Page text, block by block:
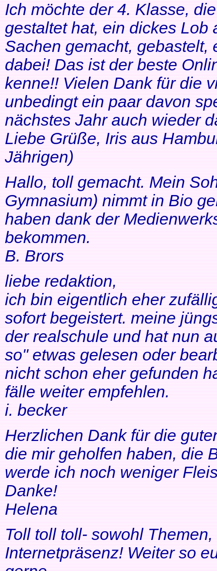
Ich möchte der 4. Klasse,
gestaltet hat, ein dickes Lob
Sachen gemacht, gebastelt,
dabei! Das ist der beste
kenne!! Vielen Dank für die
unbedingt ein paar davon
nächstes Jahr auch wieder
Liebe Grüße, Iris aus
Jährigen)
Hallo, toll gemacht. Mein
Gymnasium) nimmt in Bio
haben dank der
bekommen.
B. Brors
liebe redaktion,
ich bin eigentlich eher
sofort begeistert. meine
der realschule und hat nun
so" etwas gelesen oder
nicht schon eher gefunden
fälle weiter empfehlen.
i. becker
Herzlichen Dank für die
die mir geholfen haben, die
werde ich noch weniger
Danke!
Helena
Toll toll toll- sowohl
Internetpräsenz! Weiter so